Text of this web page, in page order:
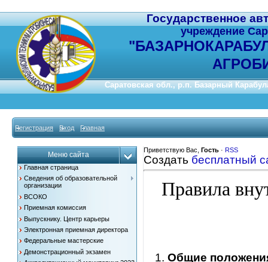
Государственное
учреждение
"
Саратовская обл., р.п. Базарный
Регистрация Вход Главная
Меню сайта
Главная страница
Сведения об образовательной
организации
ВСОКО
Приемная комиссия
Выпускнику. Центр карьеры
Электронная приемная директора
Федеральные мастерские
Демонстрационный экзамен
Приветствую Вас ,Гость · RSS
Создать бесплатный
Правила
Общие